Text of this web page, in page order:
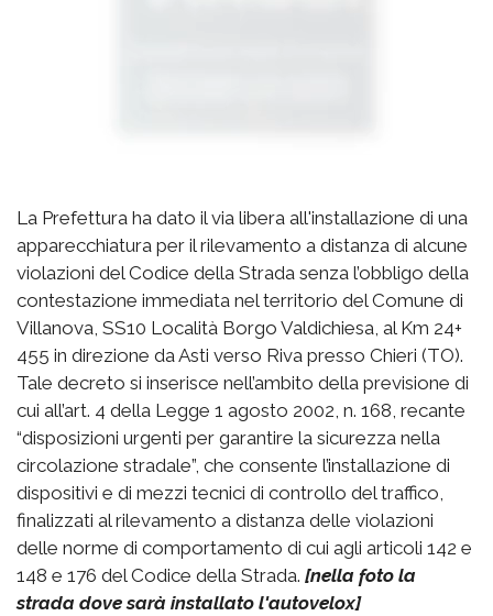
La Prefettura ha dato il via libera all'installazione di una
apparecchiatura per il rilevamento a distanza di alcune
violazioni del Codice della Strada senza l’obbligo della
contestazione immediata nel territorio del Comune di
Villanova, SS10 Località Borgo Valdichiesa, al Km 24+
455 in direzione da Asti verso Riva presso Chieri (TO).
Tale decreto si inserisce nell’ambito della previsione di
cui all’art. 4 della Legge 1 agosto 2002, n. 168, recante
“disposizioni urgenti per garantire la sicurezza nella
circolazione stradale”, che consente l’installazione di
dispositivi e di mezzi tecnici di controllo del traffico,
finalizzati al rilevamento a distanza delle violazioni
delle norme di comportamento di cui agli articoli 142 e
148 e 176 del Codice della Strada. [nella foto la
strada dove sarà installato l'autovelox]